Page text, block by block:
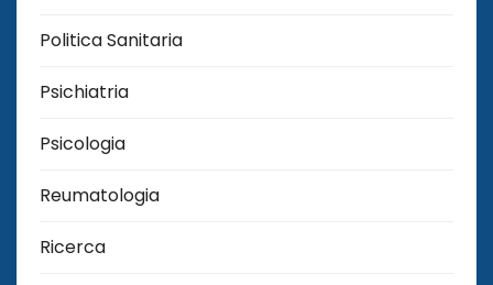
Politica Sanitaria
Psichiatria
Psicologia
Reumatologia
Ricerca